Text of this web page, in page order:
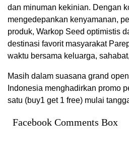
dan minuman kekinian. Dengan
mengedepankan kenyamanan,
produk, Warkop Seed optimistis
destinasi favorit masyarakat
waktu bersama keluarga,
Masih dalam suasana grand
Indonesia menghadirkan promo
satu (buy1 get 1 free) mulai
Facebook Comments Box